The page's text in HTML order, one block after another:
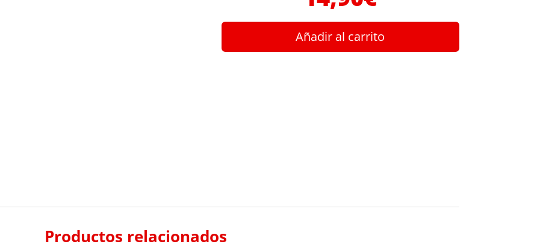
Añadir al carrito
Productos relacionados